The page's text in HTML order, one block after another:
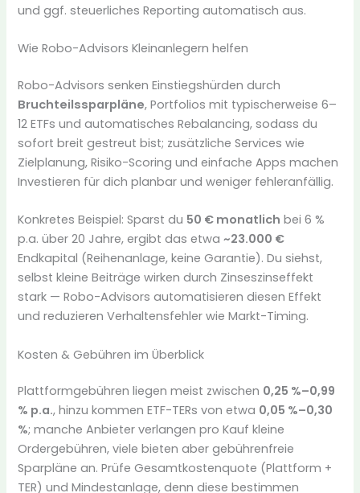
und ggf. steuerliches Reporting automatisch aus.
Wie Robo-Advisors Kleinanlegern helfen
Robo-Advisors senken Einstiegshürden durch
Bruchteilssparpläne, Portfolios mit typischerweise 6–
12 ETFs und automatisches Rebalancing, sodass du
sofort breit gestreut bist; zusätzliche Services wie
Zielplanung, Risiko-Scoring und einfache Apps machen
Investieren für dich planbar und weniger fehleranfällig.
Konkretes Beispiel: Sparst du 50 € monatlich bei 6 %
p.a. über 20 Jahre, ergibt das etwa~23.000 €
Endkapital (Reihenanlage, keine Garantie). Du siehst,
selbst kleine Beiträge wirken durch Zinseszinseffekt
stark — Robo-Advisors automatisieren diesen Effekt
und reduzieren Verhaltensfehler wie Markt-Timing.
Kosten & Gebühren im Überblick
Plattformgebühren liegen meist zwischen 0,25 %–0,99
% p.a., hinzu kommen ETF-TERs von etwa 0,05 %–0,30
%; manche Anbieter verlangen pro Kauf kleine
Ordergebühren, viele bieten aber gebührenfreie
Sparpläne an. Prüfe Gesamtkostenquote (Plattform +
TER) und Mindestanlage, denn diese bestimmen